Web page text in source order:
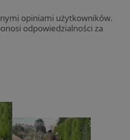
opiniami użytkowników.
odpowiedzialności za